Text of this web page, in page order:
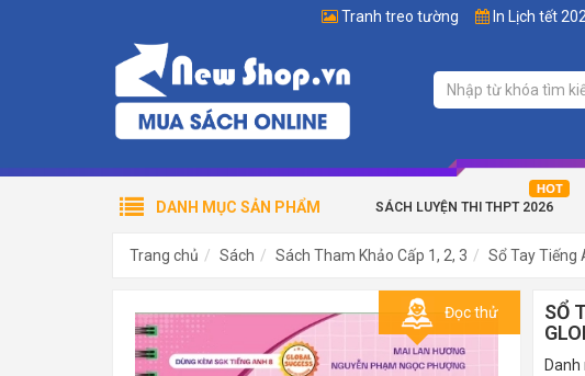
Tranh treo tường In Lịch tết
SÁCH LUYỆN THI THPT 2026
DANH MỤC SẢN PHẨM
Trang chủ Sách Sách Tham Khảo Cấp 1, 2, 3 Sổ Tay Tiếng
Đọc thử
SỔ